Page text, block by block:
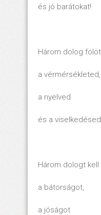
és jó barátokat!
Három dolog
a vérmérsékleted,
a nyelved
és a
Három dologt kell
a bátorságot,
a jóságot